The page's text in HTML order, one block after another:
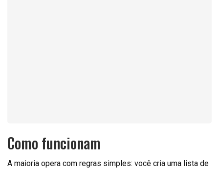
Como funcionam
A maioria opera com regras simples: você cria uma lista de